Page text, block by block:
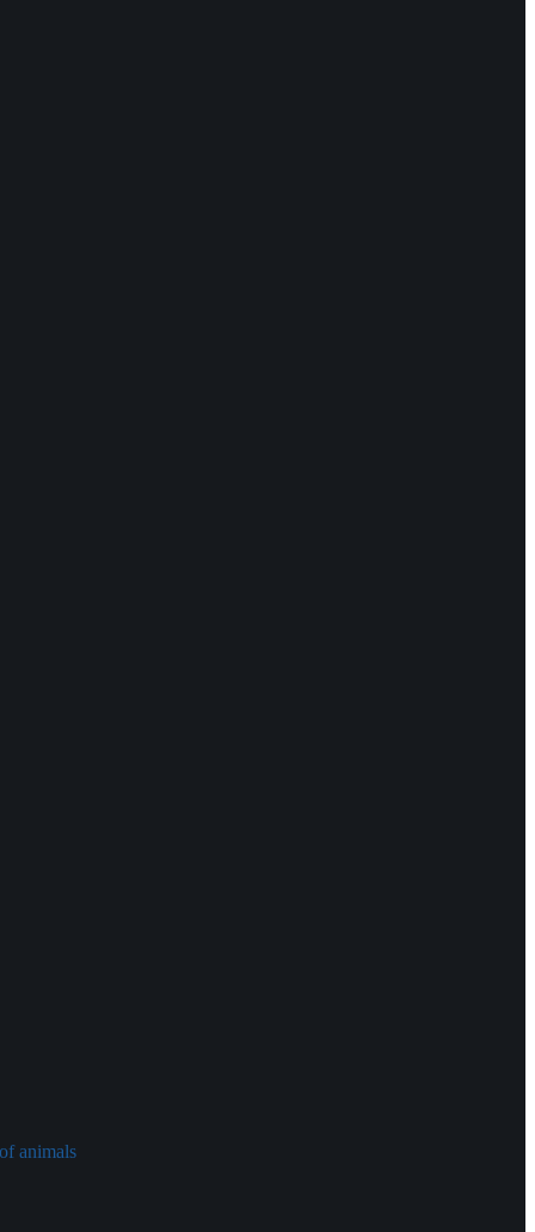
animals